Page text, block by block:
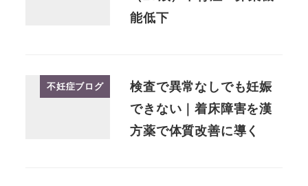
能低下
不妊症ブログ
検査で異常なしでも妊娠
できない｜着床障害を漢
方薬で体質改善に導く